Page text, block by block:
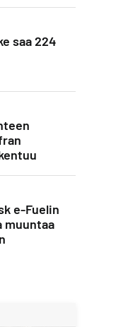
saa 224
e-Fuelin
muuntaa